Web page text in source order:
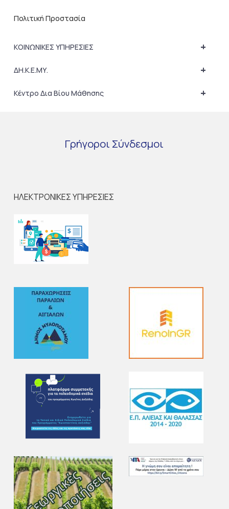
Πολιτική Προστασία
+
ΚΟΙΝΩΝΙΚΕΣ ΥΠΗΡΕΣΙΕΣ
+
ΔΗ.Κ.Ε.ΜΥ.
+
Κέντρο Δια Βίου Μάθησης
Γρήγοροι Σύνδεσμοι
ΗΛΕΚΤΡΟΝΙΚΕΣ ΥΠΗΡΕΣΙΕΣ